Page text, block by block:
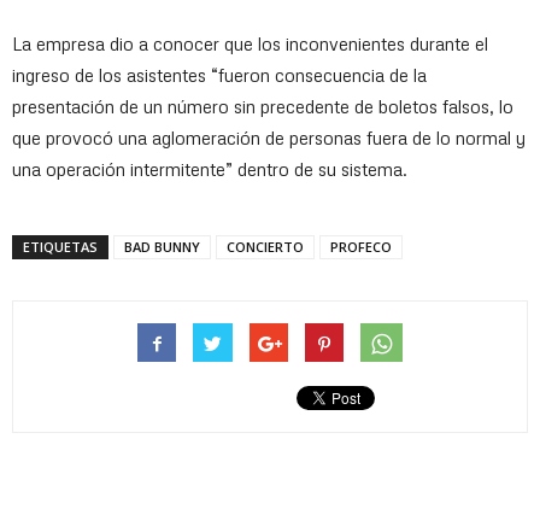
La empresa dio a conocer que los inconvenientes durante el
ingreso de los asistentes “fueron consecuencia de la
presentación de un número sin precedente de boletos falsos, lo
que provocó una aglomeración de personas fuera de lo normal y
una operación intermitente” dentro de su sistema.
ETIQUETAS BAD BUNNY CONCIERTO PROFECO